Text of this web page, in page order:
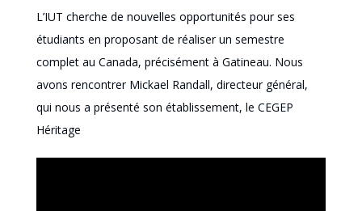
L’IUT cherche de nouvelles opportunités pour ses
étudiants en proposant de réaliser un semestre
complet au Canada, précisément à Gatineau. Nous
avons rencontrer Mickael Randall, directeur général,
qui nous a présenté son établissement, le CEGEP
Héritage